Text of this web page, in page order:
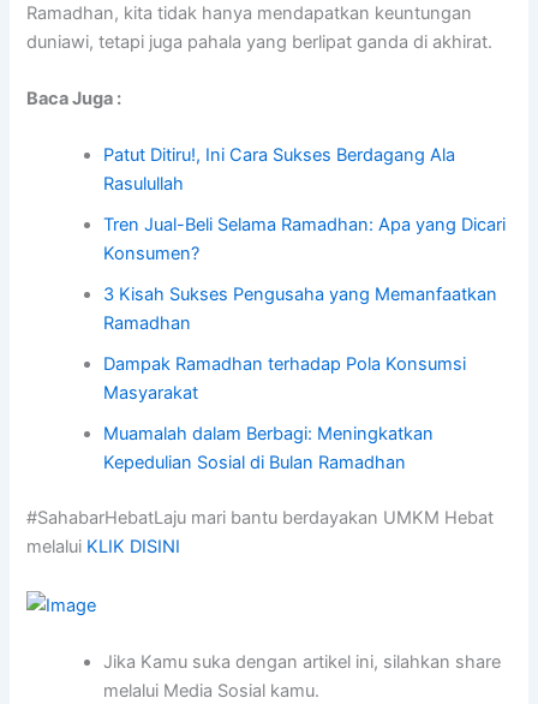
Ramadhan, kita tidak hanya mendapatkan keuntungan
duniawi, tetapi juga pahala yang berlipat ganda di akhirat.
Baca Juga :
Patut Ditiru!, Ini Cara Sukses Berdagang Ala
Rasulullah
Tren Jual-Beli Selama Ramadhan: Apa yang Dicari
Konsumen?
3 Kisah Sukses Pengusaha yang Memanfaatkan
Ramadhan
Dampak Ramadhan terhadap Pola Konsumsi
Masyarakat
Muamalah dalam Berbagi: Meningkatkan
Kepedulian Sosial di Bulan Ramadhan
#SahabarHebatLaju mari bantu berdayakan UMKM Hebat
melalui KLIK DISINI
Jika Kamu suka dengan artikel ini, silahkan share
melalui Media Sosial kamu.